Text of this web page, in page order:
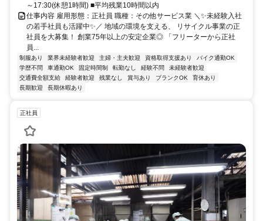
～17:30(休憩1時間) ■平均残業10時間以内
仕事内容 雇用形態：正社員 職種：その他サービス業 ＼✨未経験入社
の若手社員も活躍中✨／ 地域の環境を支える、 リサイクル事業の正
社員を大募集！ 創業75年以上の安定企業◎ 「フリーターから正社
員...
制服あり 業界未経験者歓迎 主婦・主夫歓迎 資格取得支援あり
バイク通勤OK
学歴不問
車通勤OK 固定時間制 転勤なし 経験不問
未経験者歓迎
交通費全額支給
経験者歓迎 残業なし 賞与あり ブランクOK
育休あり
長期歓迎
長期休暇あり
正社員